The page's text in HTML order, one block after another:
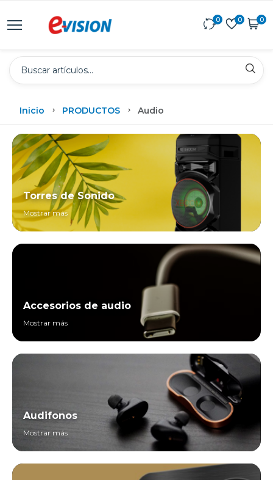
0 0 0
Inicio PRODUCTOS Audio
Torres de Sonido
Mostrar más
Accesorios de audio
Mostrar más
Audifonos
Mostrar más